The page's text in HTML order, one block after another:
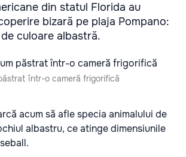
din statul Florida au
bizară pe plaja Pompano:
culoare albastră.
într-o cameră frigorifică
acum să afle specia animalului de
albastru, ce atinge dimensiunile